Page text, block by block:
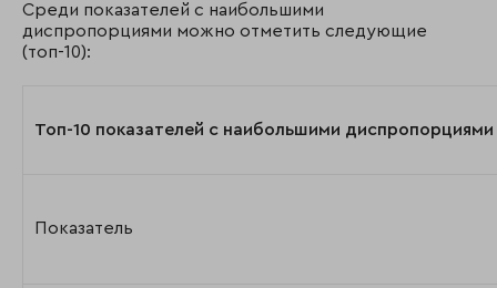
Среди показателей с наибольшими
диспропорциями можно отметить следующие
(топ-10):
Топ-10 показателей с наибольшими диспропорциями
Показатель